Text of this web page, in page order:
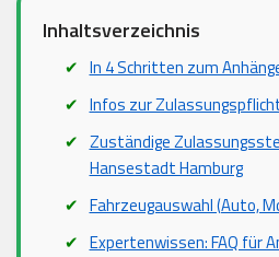
Inhaltsverzeichnis
In 4 Schritten zum
Infos zur
Zuständige
Hansestadt Hamburg
Fahrzeugauswahl (Auto,
Expertenwissen: FAQ für